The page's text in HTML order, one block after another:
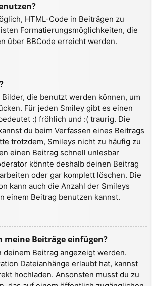
HTML-Code in Beiträgen zu
Formatierungsmöglichkeiten, die
über BBCode erreicht werden.
die benutzt werden können, um
Für jeden Smiley gibt es einen
:) fröhlich und :( traurig. Die
du beim Verfassen eines Beitrags
trotzdem, Smileys nicht zu häufig zu
einen Beitrag schnell unlesbar
könnte deshalb deinen Beitrag
oder gar komplett löschen. Die
kann auch die Anzahl der Smileys
einem Beitrag benutzen kannst.
meine Beiträge einfügen?
deinem Beitrag angezeigt werden.
Dateianhänge erlaubt hat, kannst
hochladen. Ansonsten musst du zu